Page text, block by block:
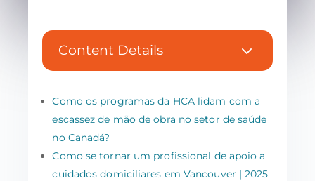
Content Details 3
Como os programas da HCA lidam com a
escassez de mão de obra no setor de saúde
no Canadá?
Como se tornar um profissional de apoio a
cuidados domiciliares em Vancouver | 2025